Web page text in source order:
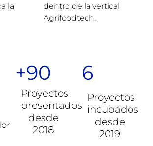
la
dentro de la vertical
Agrifoodtech.
+90
Proyectos
presentados
desde
2018
6
Proyectos
incubados
desde
2019